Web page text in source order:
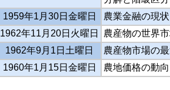
1959年1月30日金曜日
農業金融の現
1962年11月20日火曜日
農産物の世界
1962年9月1日土曜日
農産物市場の
1960年1月15日金曜日
農地価格の動